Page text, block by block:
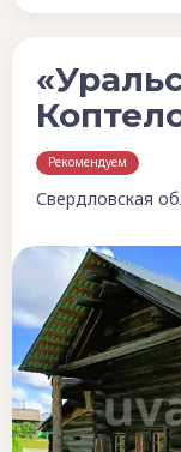
Рекомендуем
Свердловская